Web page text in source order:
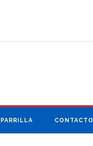
PARRILLA CONTACTO